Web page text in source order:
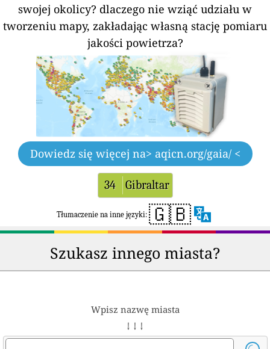
swojej okolicy? dlaczego nie wziąć udziału w
tworzeniu mapy, zakładając własną stację pomiaru
jakości powietrza?
Dowiedz się więcej na> aqicn.org/gaia/ <
34 Gibraltar
Tłumaczenie na inne języki: 🇬🇧
Szukasz innego miasta?
Wpisz nazwę miasta
↓ ↓ ↓